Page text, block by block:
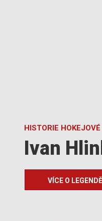
HISTORIE
Ivan
VÍCE O LEGENDĚ